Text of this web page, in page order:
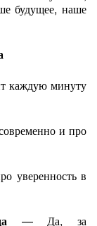
будущее, наше
каждую минуту
и про
уверенность в
— Да, за